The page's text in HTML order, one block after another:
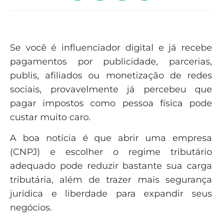
Se você é influenciador digital e já recebe
pagamentos por publicidade, parcerias,
publis, afiliados ou monetização de redes
sociais, provavelmente já percebeu que
pagar impostos como pessoa física pode
custar muito caro.
A boa notícia é que abrir uma empresa
(CNPJ) e escolher o regime tributário
adequado pode reduzir bastante sua carga
tributária, além de trazer mais segurança
jurídica e liberdade para expandir seus
negócios.